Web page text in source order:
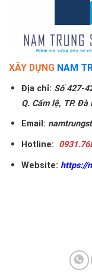
XÂY DỰNG NAM
Địa chỉ: Số 427-
Q. Cẩm lệ, TP. Đà
Email:
Hotline:
Website: https://